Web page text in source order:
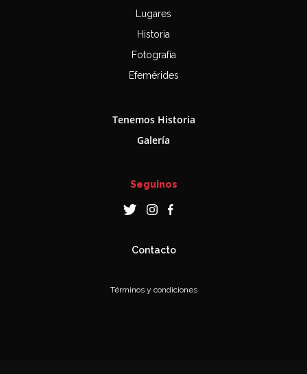
Lugares
Historia
Fotografía
Efemérides
Tenemos Historia
Galería
Seguinos
Contacto
Términos y condiciones